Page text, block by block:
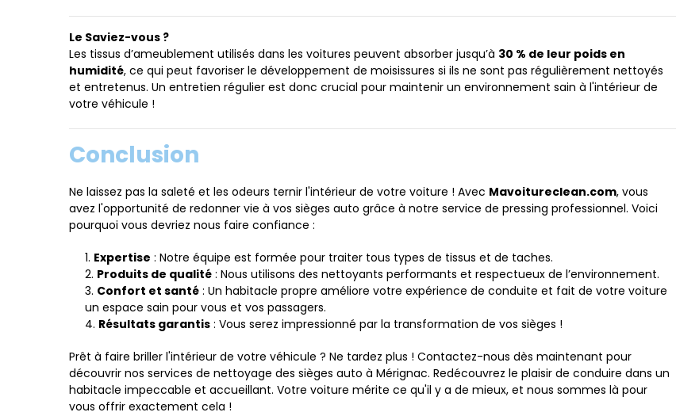
Le Saviez-vous ?
Les tissus d’ameublement utilisés dans les voitures peuvent absorber jusqu’à 30 % de leur poids en
humidité, ce qui peut favoriser le développement de moisissures si ils ne sont pas régulièrement nettoyés
et entretenus. Un entretien régulier est donc crucial pour maintenir un environnement sain à l'intérieur de
votre véhicule !
Conclusion
Ne laissez pas la saleté et les odeurs ternir l'intérieur de votre voiture ! Avec Mavoitureclean.com, vous
avez l'opportunité de redonner vie à vos sièges auto grâce à notre service de pressing professionnel. Voici
pourquoi vous devriez nous faire confiance :
Expertise : Notre équipe est formée pour traiter tous types de tissus et de taches.
Produits de qualité : Nous utilisons des nettoyants performants et respectueux de l’environnement.
Confort et santé : Un habitacle propre améliore votre expérience de conduite et fait de votre voiture
un espace sain pour vous et vos passagers.
Résultats garantis : Vous serez impressionné par la transformation de vos sièges !
Prêt à faire briller l'intérieur de votre véhicule ? Ne tardez plus ! Contactez-nous dès maintenant pour
découvrir nos services de nettoyage des sièges auto à Mérignac. Redécouvrez le plaisir de conduire dans un
habitacle impeccable et accueillant. Votre voiture mérite ce qu'il y a de mieux, et nous sommes là pour
vous offrir exactement cela !